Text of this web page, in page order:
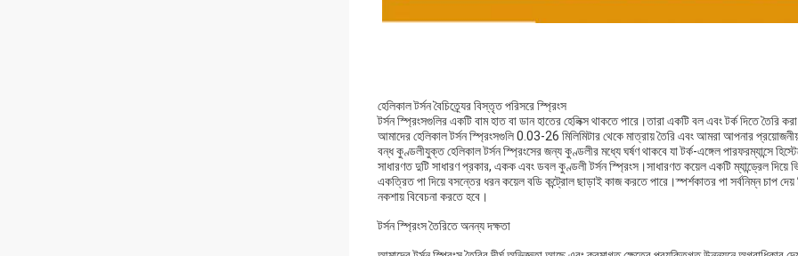
হেলিকাল টর্সন বৈচিত্র্যের বিস্তৃত পরিসরে স্প্রিংস
টর্সন স্প্রিংসগুলির একটি বাম হাত বা ডান হাতের হেলিক্স থাকতে পারে।তারা একটি বল এবং টর্ক দিতে
আমাদের হেলিকাল টর্সন স্প্রিংসগুলি 0.03-26 মিলিমিটার থেকে মাত্রায় তৈরি এবং আমরা আপনার
বন্ধ কুণ্ডলীযুক্ত হেলিকাল টর্সন স্প্রিংসের জন্য কুণ্ডলীর মধ্যে ঘর্ষণ থাকবে যা টর্ক-এঙ্গেল পারফরম্যান্সে
সাধারণত দুটি সাধারণ প্রকার, একক এবং ডবল কুণ্ডলী টর্সন স্প্রিংস।সাধারণত কয়েল একটি ম্যান্ড্রেল দিয়ে
একত্রিত পা দিয়ে বসন্তের ধরন কয়েল বডি কন্ট্রোল ছাড়াই কাজ করতে পারে।স্পর্শকাতর পা সর্বনিম্ন চাপ
নকশায় বিবেচনা করতে হবে।
টর্সন স্প্রিংস তৈরিতে অনন্য দক্ষতা